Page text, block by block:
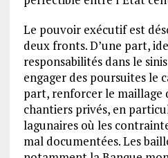
Le pouvoir exécutif est
deux fronts. D’une part,
responsabilités dans le
engager des poursuites le
part, renforcer le maillage
chantiers privés, en
lagunaires où les
mal documentées. Les